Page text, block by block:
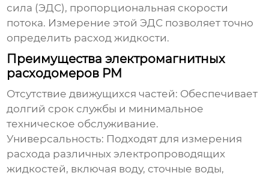
сила (ЭДС), пропорциональная скорости
потока. Измерение этой ЭДС позволяет точно
определить расход жидкости.
Преимущества электромагнитных
расходомеров PM
Отсутствие движущихся частей: Обеспечивает
долгий срок службы и минимальное
техническое обслуживание.
Универсальность: Подходят для измерения
расхода различных электропроводящих
жидкостей, включая воду, сточные воды,